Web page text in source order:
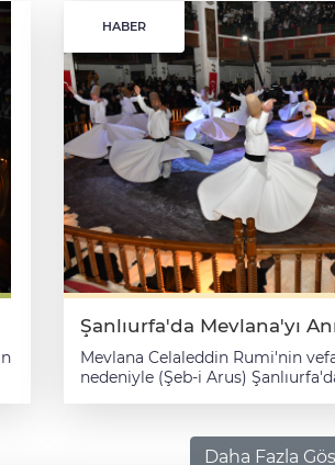
HABER
Şanlıurfa'da Mevlana'yı
Mevlana Celaleddin Rumi'nin
nedeniyle (Şeb-i Arus)
Vatandaşların ilgi gösterdiği
dinletisi ve sema gösterisi
Daha Fazla